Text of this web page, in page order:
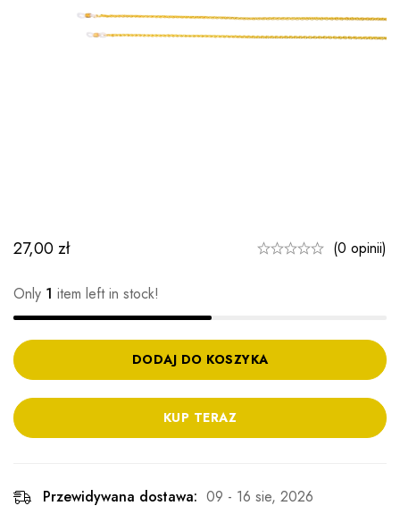
27,00zł (0 opinii)
Only 1 item left in stock!
DODAJ DO KOSZYKA
KUP TERAZ
Przewidywana dostawa: 09 - 16 sie, 2026